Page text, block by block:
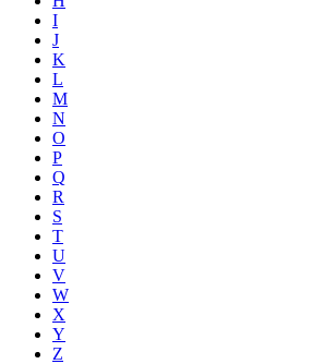
I
J
K
L
M
N
O
P
Q
R
S
T
U
V
W
X
Y
Z